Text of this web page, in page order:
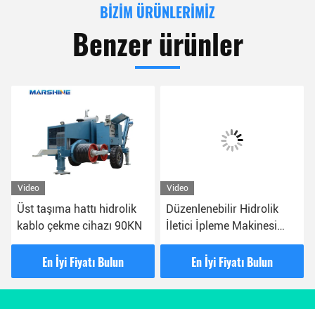
BIZIM ÜRÜNLERIMIZ
Benzer ürünler
Video
Üst taşıma hattı hidrolik
kablo çekme cihazı 90KN
En İyi Fiyatı Bulun
Video
Düzenlenebilir Hidrolik
İletici İpleme Makinesi
Bullwheel Kablo Çekici
En İyi Fiyatı Bulun